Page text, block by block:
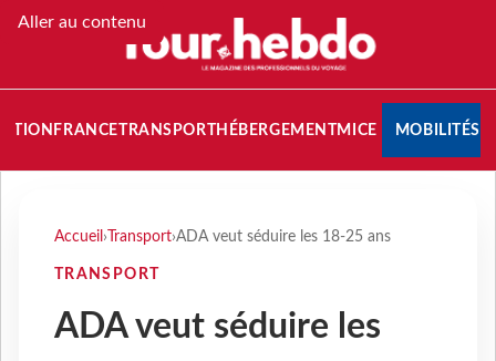
Aller au contenu
FRANCETRANSPORT HÉBERGEMENTMICE MOBILITÉS
Accueil › Transport›ADA veut séduire les 18-25 ans
TRANSPORT
ADA veut séduire les